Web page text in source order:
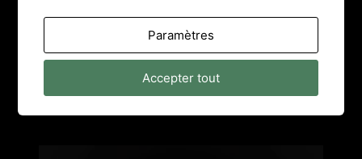
Paramètres
Accepter tout